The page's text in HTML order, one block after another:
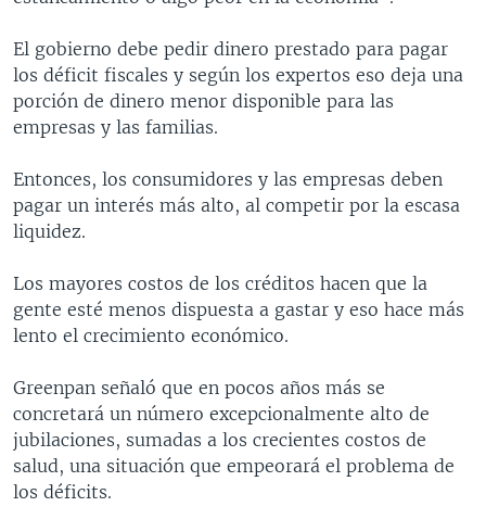
BRASIL
ENTRETENIMIENTO Y CULTURA
TECNOLOGÍA
CIENCIA Y SALUD
VIDEOS
FOTOGRAFÍA
PROGRAMAS TV
EL MUNDO AL DÍA
VISIÓN 360
LAS CLAVES
RADIO
AUDIONOTICIAS
BUENOS DÍAS AMÉRICA
EL MUNDO AL DÍA [RADIO]
FORO [RADIO]
DEPORTIVO INTERNACIONAL
NOTA ECONÓMICA
ENTRETENIMIENTO
DOCUMENTALES DE LA VOA
Learning English
SÍGANOS
Idiomas
El gobierno debe pedir dinero prestado para pagar
los déficit fiscales y según los expertos eso deja una
porción de dinero menor disponible para las
empresas y las familias.
Entonces, los consumidores y las empresas deben
pagar un interés más alto, al competir por la escasa
liquidez.
Los mayores costos de los créditos hacen que la
gente esté menos dispuesta a gastar y eso hace más
lento el crecimiento económico.
Greenpan señaló que en pocos años más se
concretará un número excepcionalmente alto de
jubilaciones, sumadas a los crecientes costos de
salud, una situación que empeorará el problema de
los déficits.